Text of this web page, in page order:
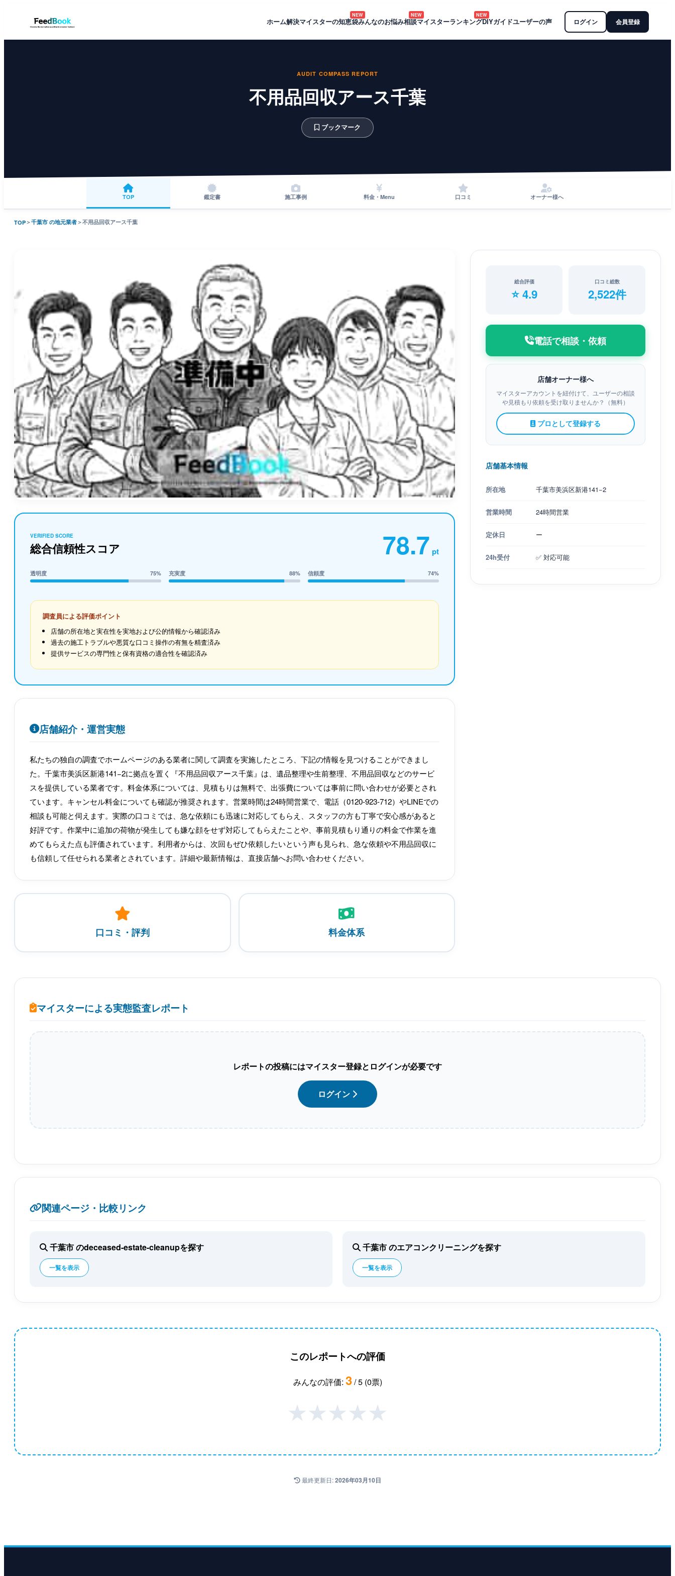
ホーム解決マイスターの知恵袋
NEW
みんなのお悩み相談
NEW
マイスターランキング
NEW
DIYガイドユーザーの声 ログイン 会員登録
AUDIT COMPASS REPORT
不用品回収アース千葉
ブックマーク
TOP 鑑定書 施工事例 料金・Menu 口コミ オーナー様へ
TOP＞千葉市 の地元業者＞不用品回収アース千葉
VERIFIED SCORE
総合信頼性スコア 78.7 pt
透明度 75% 充実度 88% 信頼度 74%
調査員による評価ポイント
店舗の所在地と実在性を実地および公的情報から確認済み
過去の施工トラブルや悪質な口コミ操作の有無を精査済み
提供サービスの専門性と保有資格の適合性を確認済み
店舗紹介・運営実態
私たちの独自の調査でホームページのある業者に関して調査を実施したところ、下記の情報を見つけることができまし
た。千葉市美浜区新港141−2に拠点を置く『不用品回収アース千葉』は、遺品整理や生前整理、不用品回収などのサービ
スを提供している業者です。料金体系については、見積もりは無料で、出張費については事前に問い合わせが必要とされ
ています。キャンセル料金についても確認が推奨されます。営業時間は24時間営業で、電話（0120-923-712）やLINEでの
相談も可能と伺えます。実際の口コミでは、急な依頼にも迅速に対応してもらえ、スタッフの方も丁寧で安心感があると
好評です。作業中に追加の荷物が発生しても嫌な顔をせず対応してもらえたことや、事前見積もり通りの料金で作業を進
めてもらえた点も評価されています。利用者からは、次回もぜひ依頼したいという声も見られ、急な依頼や不用品回収に
も信頼して任せられる業者とされています。詳細や最新情報は、直接店舗へお問い合わせください。
口コミ・評判 料金体系
総合評価
⭐ 4.9
口コミ総数
2,522件
電話で相談・依頼
店舗オーナー様へ
マイスターアカウントを紐付けて、ユーザーの相談
や見積もり依頼を受け取りませんか？（無料）
プロとして登録する
店舗基本情報
所在地 千葉市美浜区新港141−2
営業時間 24時間営業
定休日 ー
24h受付 ✅ 対応可能
マイスターによる実態監査レポート
レポートの投稿にはマイスター登録とログインが必要です
ログイン
関連ページ・比較リンク
千葉市 のdeceased-estate-cleanupを探す
一覧を表示
千葉市 のエアコンクリーニングを探す
一覧を表示
このレポートへの評価
みんなの評価: 3/ 5 (0票)
★★★★★
最終更新日:2026年03月10日